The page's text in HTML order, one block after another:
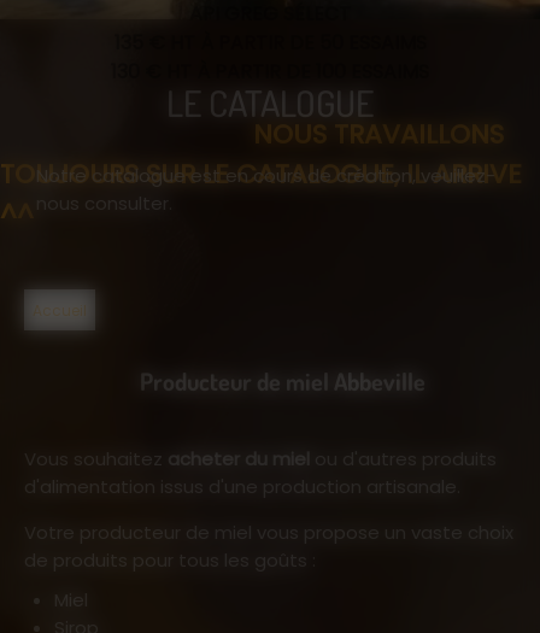
NOUS TRAVAILLONS
TOUJOURS SUR LE CATALOGUE, IL ARRIVE
^^
LE CATALOGUE
Notre catalogue est en cours de création, veuillez-
Producteur de miel Abbeville
Vous souhaitez acheter du miel
ou d'autres produits
d'alimentation issus d'une production artisanale.
Votre producteur de miel vous propose un vaste choix
Miel